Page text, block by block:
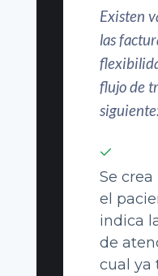
Existen
las
flujo de
Se
el
indica
de
cual ya